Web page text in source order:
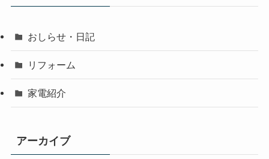
おしらせ・日記
リフォーム
家電紹介
アーカイブ